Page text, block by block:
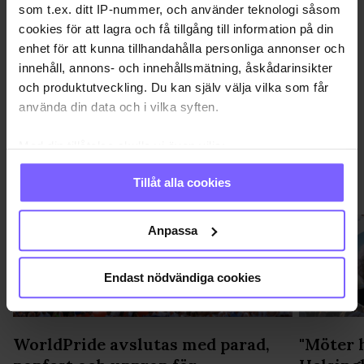
som t.ex. ditt IP-nummer, och använder teknologi såsom
cookies för att lagra och få tillgång till information på din
enhet för att kunna tillhandahålla personliga annonser och
innehåll, annons- och innehållsmätning, åskådarinsikter
och produktutveckling. Du kan själv välja vilka som får
använda din data och i vilka syften.
Med din tillåtelse skulle vi även vilja:
Samla in information om din geografiska plats
som kan ha en noggrannhet på upp till flera meter
Identifiera din enhet genom att aktivt skanna den
för specifika kännetecken (fingeravtryck)
Ta reda på mer om hur dina personliga uppgifter
Du kan ändra eller dra tillbaka ditt samtycke när som
helst från cookie-förklaringen.
Vi använder enhetsidentifierare för att anpassa innehållet
Tillåt alla cookies
Anpassa
Endast nödvändiga cookies
DELA DEN HÄR ARTIKELN
WorldPride avslutas med parad,
"Möter